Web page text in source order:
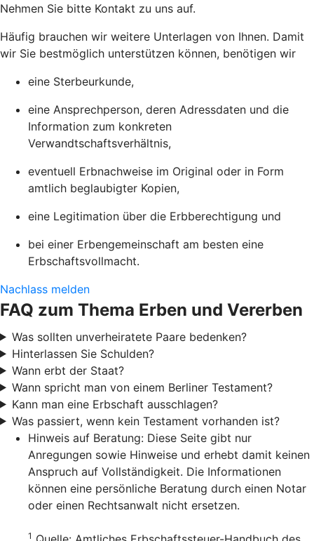
Nehmen Sie bitte Kontakt zu uns auf.
Häufig brauchen wir weitere Unterlagen von Ihnen. Damit
wir Sie bestmöglich unterstützen können, benötigen wir
eine Sterbeurkunde,
eine Ansprechperson, deren Adressdaten und die
Information zum konkreten
Verwandtschaftsverhältnis,
eventuell Erbnachweise im Original oder in Form
amtlich beglaubigter Kopien,
eine Legitimation über die Erbberechtigung und
bei einer Erbengemeinschaft am besten eine
Erbschaftsvollmacht.
Nachlass melden
FAQ zum Thema Erben und Vererben
Was sollten unverheiratete Paare bedenken?
Hinterlassen Sie Schulden?
Wann erbt der Staat?
Wann spricht man von einem Berliner Testament?
Kann man eine Erbschaft ausschlagen?
Was passiert, wenn kein Testament vorhanden ist?
Hinweis auf Beratung: Diese Seite gibt nur
Anregungen sowie Hinweise und erhebt damit keinen
Anspruch auf Vollständigkeit. Die Informationen
können eine persönliche Beratung durch einen Notar
oder einen Rechtsanwalt nicht ersetzen.
1